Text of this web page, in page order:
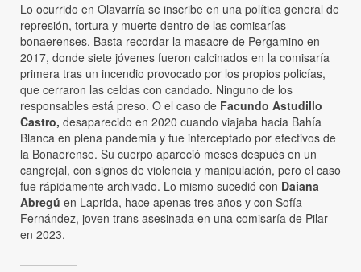
Lo ocurrido en Olavarría se inscribe en una política general de
represión, tortura y muerte dentro de las comisarías
bonaerenses. Basta recordar la masacre de Pergamino en
2017, donde siete jóvenes fueron calcinados en la comisaría
primera tras un incendio provocado por los propios policías,
que cerraron las celdas con candado. Ninguno de los
responsables está preso. O el caso de Facundo Astudillo
Castro, desaparecido en 2020 cuando viajaba hacia Bahía
Blanca en plena pandemia y fue interceptado por efectivos de
la Bonaerense. Su cuerpo apareció meses después en un
cangrejal, con signos de violencia y manipulación, pero el caso
fue rápidamente archivado. Lo mismo sucedió con Daiana
Abregú en Laprida, hace apenas tres años y con Sofía
Fernández, joven trans asesinada en una comisaría de Pilar
en 2023.